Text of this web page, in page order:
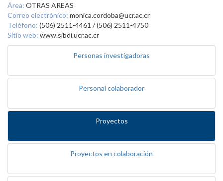
Área: OTRAS AREAS
Correo electrónico: monica.cordoba@ucr.ac.cr
Teléfono: (506) 2511-4461 / (506) 2511-4750
Sitio web: www.sibdi.ucr.ac.cr
Personas investigadoras
Personal colaborador
Proyectos
Proyectos en colaboración